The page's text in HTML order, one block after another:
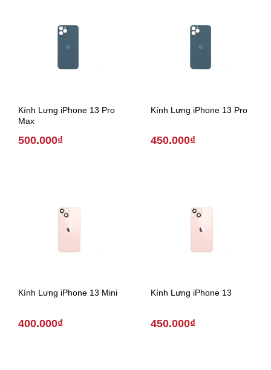
Kính Lưng iPhone 13 Pro
Max
500.000₫
Kính Lưng iPhone 13 Pro
450.000₫
Kính Lưng iPhone 13 Mini
400.000₫
Kính Lưng iPhone 13
450.000₫